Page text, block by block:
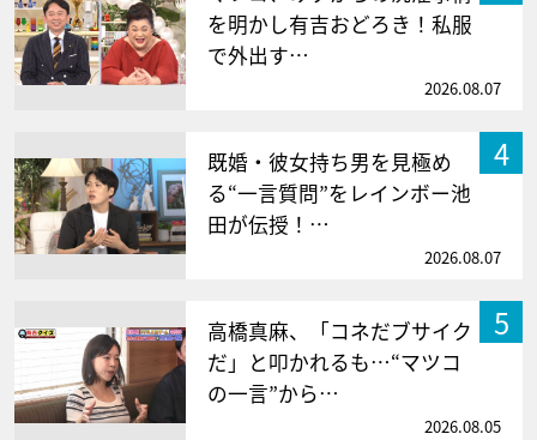
を明かし有吉おどろき！私服
で外出す…
2026.08.07
4
既婚・彼女持ち男を見極め
る“一言質問”をレインボー池
田が伝授！…
2026.08.07
5
高橋真麻、「コネだブサイク
だ」と叩かれるも…“マツコ
の一言”から…
2026.08.05